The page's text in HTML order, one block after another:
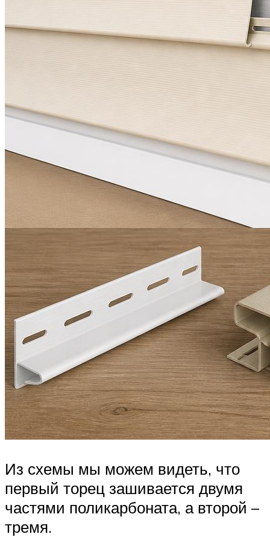
Из схемы мы можем видеть, что
первый торец зашивается двумя
частями поликарбоната, а второй –
тремя.